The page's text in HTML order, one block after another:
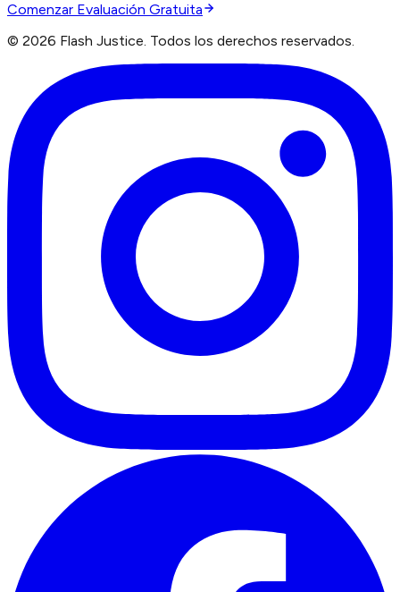
Comenzar Evaluación Gratuita
© 2026 Flash Justice. Todos los derechos reservados.